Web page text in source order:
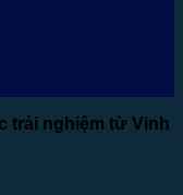
trải nghiệm từ Vinh